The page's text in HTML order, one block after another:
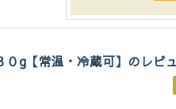
０g【常温・冷蔵可】のレビ